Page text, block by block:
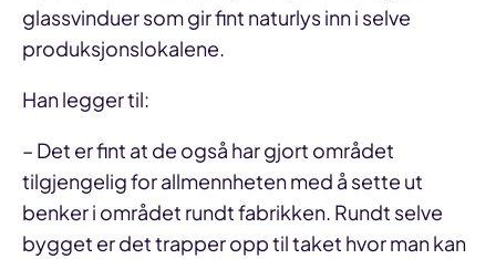
glassvinduer som gir fint naturlys inn i selve
produksjonslokalene.
Han legger til:
– Det er fint at de også har gjort området
tilgjengelig for allmennheten med å sette ut
benker i området rundt fabrikken. Rundt selve
bygget er det trapper opp til taket hvor man kan